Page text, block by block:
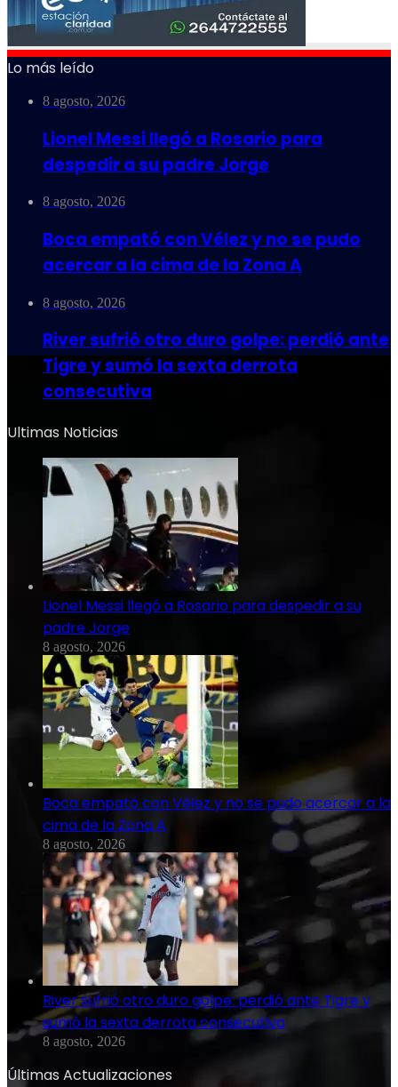
Lo más leído
8 agosto, 2026
Lionel Messi llegó a Rosario para
despedir a su padre Jorge
8 agosto, 2026
Boca empató con Vélez y no se pudo
acercar a la cima de la Zona A
8 agosto, 2026
River sufrió otro duro golpe: perdió ante
Tigre y sumó la sexta derrota
consecutiva
Ultimas Noticias
Lionel Messi llegó a Rosario para despedir a su
padre Jorge
8 agosto, 2026
Boca empató con Vélez y no se pudo acercar a la
cima de la Zona A
8 agosto, 2026
River sufrió otro duro golpe: perdió ante Tigre y
sumó la sexta derrota consecutiva
8 agosto, 2026
Últimas Actualizaciones